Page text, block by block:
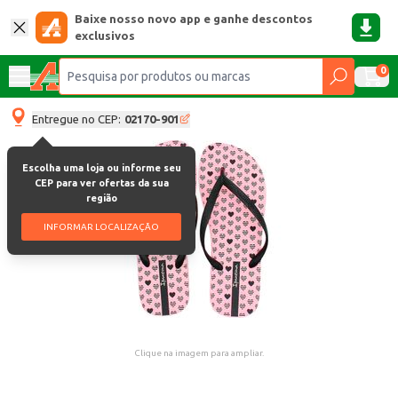
Baixe nosso novo app e ganhe descontos
exclusivos
0
Entregue no CEP: 02170-901
Escolha uma loja ou informe seu
CEP para ver ofertas da sua
região
INFORMAR LOCALIZAÇÃO
Clique na imagem para ampliar.